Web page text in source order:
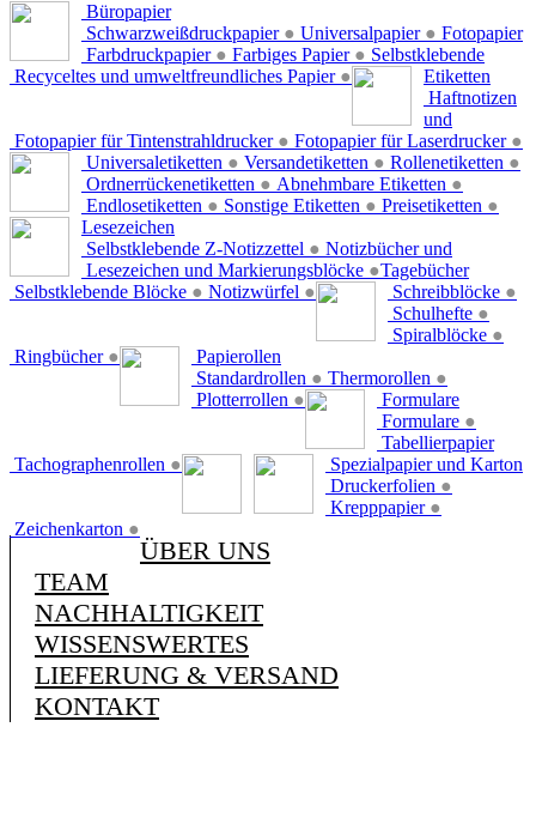
Büropapier
Schwarzweißdruckpapier ● Universalpapier ●
Farbdruckpapier ● Farbiges Papier ●
Recyceltes und umweltfreundliches Papier ●
Fotopapier
Fotopapier für Tintenstrahldrucker ● Fotopapier für Laserdrucker ●
Selbstklebende
Etiketten
Universaletiketten ● Versandetiketten ● Rollenetiketten ●
Ordnerrückenetiketten ● Abnehmbare Etiketten ●
Endlosetiketten ● Sonstige Etiketten ● Preisetiketten ●
Haftnotizen
und
Lesezeichen
Selbstklebende Z-Notizzettel ●
Lesezeichen und Markierungsblöcke ●
Selbstklebende Blöcke ● Notizwürfel ●
Notizbücher und
Tagebücher
Schreibblöcke ●
Schulhefte ●
Spiralblöcke ●
Ringbücher ●
Papierollen
Standardrollen ● Thermorollen ●
Plotterrollen ●
Formulare
Formulare ●
Tachographenrollen ●
Tabellierpapier
Spezialpapier und Karton
Druckerfolien ●
Krepppapier ●
Zeichenkarton ●
ÜBER UNS
TEAM
NACHHALTIGKEIT
WISSENSWERTES
LIEFERUNG & VERSAND
KONTAKT